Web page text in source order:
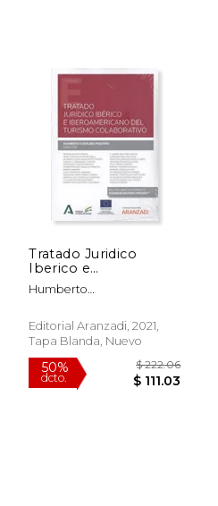
dcto.
Tratado Juridico
Iberico e
Iberoamericano del
Turismo Colabo
Humberto
Peque&Ntilde;O
Editorial Aranzadi, 2021,
Tapa Blanda, Nuevo